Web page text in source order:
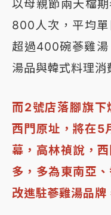
以母親節兩天檔
800人次，平均
超過400碗蔘雞
湯品與韓式料理消
而2號店落腳旗下
西門原址，將在
幕，高林禎說，
多，多為東南亞
改進駐蔘雞湯品牌